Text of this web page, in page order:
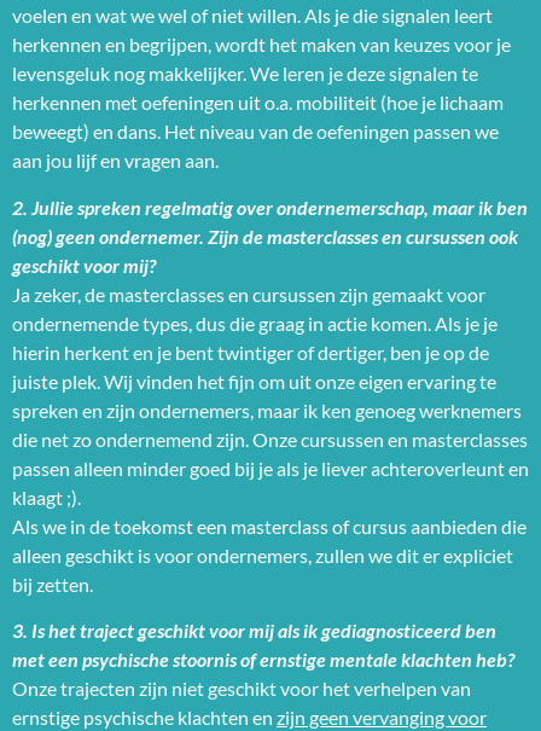
voelen en wat we wel of niet willen. Als je die signalen leert
herkennen en begrijpen, wordt het maken van keuzes voor je
levensgeluk nog makkelijker. We leren je deze signalen te
herkennen met oefeningen uit o.a. mobiliteit (hoe je lichaam
beweegt) en dans. Het niveau van de oefeningen passen we
aan jou lijf en vragen aan.
2. Jullie spreken regelmatig over ondernemerschap, maar ik ben
(nog) geen ondernemer. Zijn de masterclasses en cursussen ook
geschikt voor mij?
Ja zeker, de masterclasses en cursussen zijn gemaakt voor
ondernemende types, dus die graag in actie komen. Als je je
hierin herkent en je bent twintiger of dertiger, ben je op de
juiste plek. Wij vinden het fijn om uit onze eigen ervaring te
spreken en zijn ondernemers, maar ik ken genoeg werknemers
die net zo ondernemend zijn. Onze cursussen en masterclasses
passen alleen minder goed bij je als je liever achteroverleunt en
klaagt ;).
Als we in de toekomst een masterclass of cursus aanbieden die
alleen geschikt is voor ondernemers, zullen we dit er expliciet
bij zetten.
3. Is het traject geschikt voor mij als ik gediagnosticeerd ben
met een psychische stoornis of ernstige mentale klachten heb?
Onze trajecten zijn niet geschikt voor het verhelpen van
ernstige psychische klachten en zijn geen vervanging voor